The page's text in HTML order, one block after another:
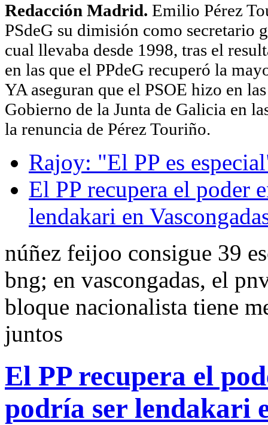
Redacción Madrid. Emilio Pérez
PSdeG su dimisión como secretario
cual llevaba desde 1998, tras el
en las que el PPdeG recuperó la
YA aseguran que el PSOE hizo en
Gobierno de la Junta de Galicia en
la renuncia de Pérez Touriño.
Rajoy: "El PP es
El PP recupera el poder
lendakari en
núñez feijoo consigue 39
bng; en vascongadas, el
bloque nacionalista tiene
juntos
El PP recupera el
podría ser lendakari